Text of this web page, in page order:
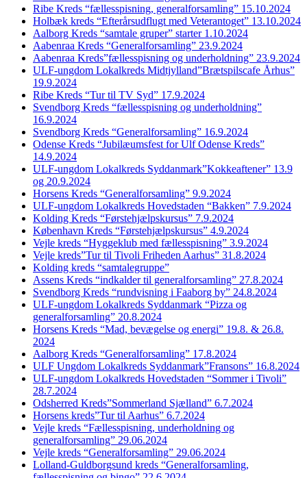
Ribe Kreds “fællesspisning, generalforsamling” 15.10.2024
Holbæk kreds “Efterårsudflugt med Veterantoget” 13.10.2024
Aalborg Kreds “samtale gruper” starter 1.10.2024
Aabenraa Kreds “Generalforsamling” 23.9.2024
Aabenraa Kreds”fællesspisning og underholdning” 23.9.2024
ULF-ungdom Lokalkreds Midtjylland”Brætspilscafe Århus”
19.9.2024
Ribe Kreds “Tur til TV Syd” 17.9.2024
Svendborg Kreds “fællesspisning og underholdning”
16.9.2024
Svendborg Kreds “Generalforsamling” 16.9.2024
Odense Kreds “Jubilæumsfest for Ulf Odense Kreds”
14.9.2024
ULF-ungdom Lokalkreds Syddanmark”Kokkeaftener” 13.9
og 20.9.2024
Horsens Kreds “Generalforsamling” 9.9.2024
ULF-ungdom Lokalkreds Hovedstaden “Bakken” 7.9.2024
Kolding Kreds “Førstehjælpskursus” 7.9.2024
København Kreds “Førstehjælpskursus” 4.9.2024
Vejle kreds “Hyggeklub med fællesspisning” 3.9.2024
Vejle kreds”Tur til Tivoli Friheden Aarhus” 31.8.2024
Kolding kreds “samtalegruppe”
Assens Kreds “indkalder til generalforsamling” 27.8.2024
Svendborg Kreds “rundvisning i Faaborg by” 24.8.2024
ULF-ungdom Lokalkreds Syddanmark “Pizza og
generalforsamling” 20.8.2024
Horsens Kreds “Mad, bevægelse og energi” 19.8. & 26.8.
2024
Aalborg Kreds “Generalforsamling” 17.8.2024
ULF Ungdom Lokalkreds Syddanmark”Fransons” 16.8.2024
ULF-ungdom Lokalkreds Hovedstaden “Sommer i Tivoli”
28.7.2024
Odsherred Kreds”Sommerland Sjælland” 6.7.2024
Horsens kreds”Tur til Aarhus” 6.7.2024
Vejle kreds “Fællesspisning, underholdning og
generalforsamling” 29.06.2024
Vejle kreds “Generalforsamling” 29.06.2024
Lolland-Guldborgsund kreds “Generalforsamling,